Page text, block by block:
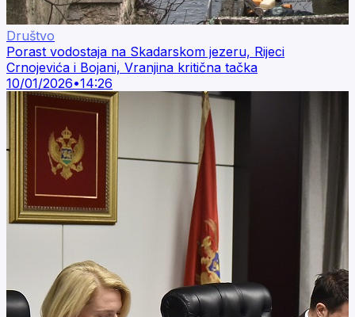
Društvo
Porast vodostaja na Skadarskom jezeru, Rijeci
Crnojevića i Bojani, Vranjina kritična tačka
10/01/2026•14:26